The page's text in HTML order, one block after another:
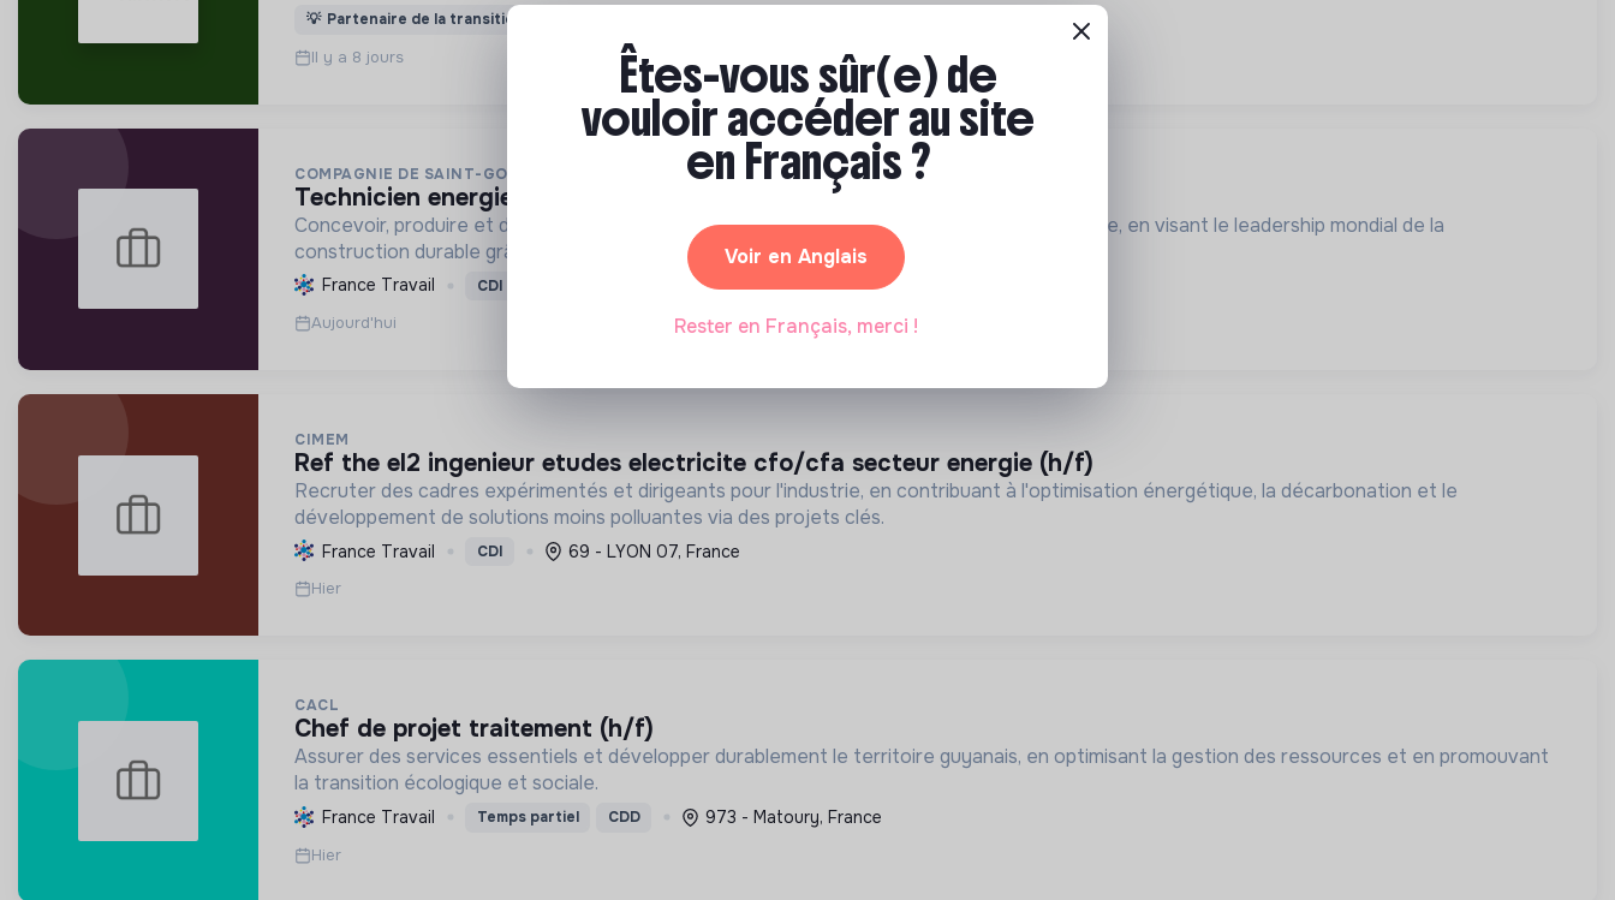
💡 Partenaire de la transition
Il y a 8 jours
COMPAGNIE DE SAINT-GOBAIN
technicien energies (h/f)
Concevoir, produire et distribuer des matériaux et services pour la construction et l'industrie, en visant le leadership mondial de la
construction durable grâce à la décarbonation, l'économie circula...
France Travail CDI 54 - Foug, France
Aujourd'hui
CIMEM
ref the el2 ingenieur etudes electricite cfo/cfa secteur energie (h/f)
Recruter des cadres expérimentés et dirigeants pour l'industrie, en contribuant à l'optimisation énergétique, la décarbonation et le
développement de solutions moins polluantes via des projets clés.
France Travail CDI 69 - LYON 07, France
Hier
CACL
chef de projet traitement (h/f)
Assurer des services essentiels et développer durablement le territoire guyanais, en optimisant la gestion des ressources et en promouvant
la transition écologique et sociale.
France Travail Temps partiel CDD 973 - Matoury, France
Hier
Êtes-vous sûr(e) de
vouloir accéder au site
en Français ?
Voir en Anglais
Rester en Français, merci !